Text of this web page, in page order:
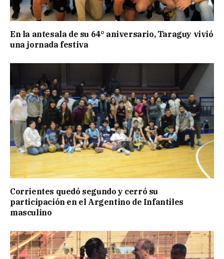
En la antesala de su 64° aniversario, Taraguy vivió
una jornada festiva
Corrientes quedó segundo y cerró su
participación en el Argentino de Infantiles
masculino